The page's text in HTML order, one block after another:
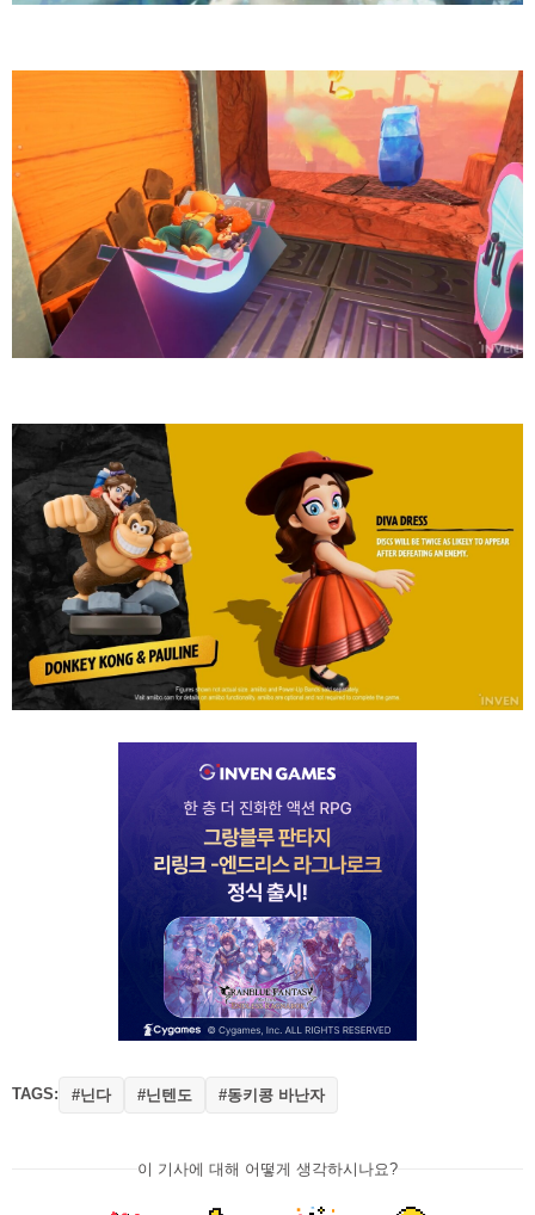
TAGS: #닌다 #닌텐도 #동키콩 바난자
이 기사에 대해 어떻게 생각하시나요?